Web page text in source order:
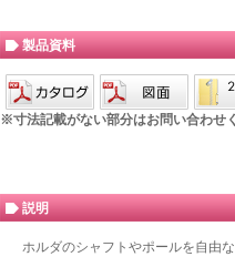
製品資料
※寸法記載がない部分はお問い合わせ
説明
ホルダのシャフトやポールを自由